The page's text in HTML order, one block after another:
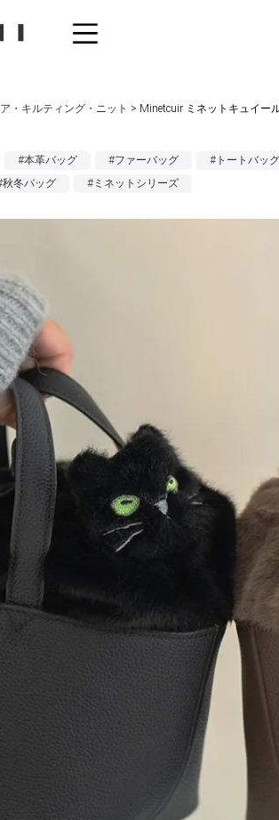
・キルティング・ニット Minetcuir ミネットキュイー
#本革バッグ #ファーバッグ #トートバッグ
秋冬バッグ #ミネットシリーズ